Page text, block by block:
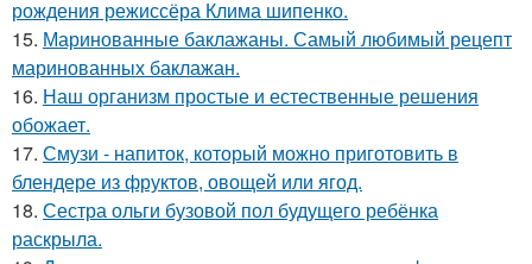
рождения режиссёра Клима шипенко.
15. Маринованные баклажаны. Самый любимый рецепт
маринованных баклажан.
16. Наш организм простые и естественные решения
обожает.
17. Смузи - напиток, который можно приготовить в
блендере из фруктов, овощей или ягод.
18. Сестра ольги бузовой пол будущего ребёнка
раскрыла.